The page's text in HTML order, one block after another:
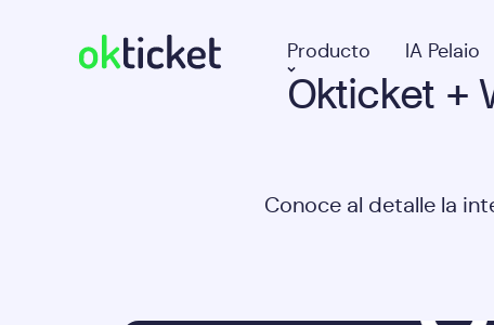
Producto IA Pelaio
Okticket +
Conoce al detalle la